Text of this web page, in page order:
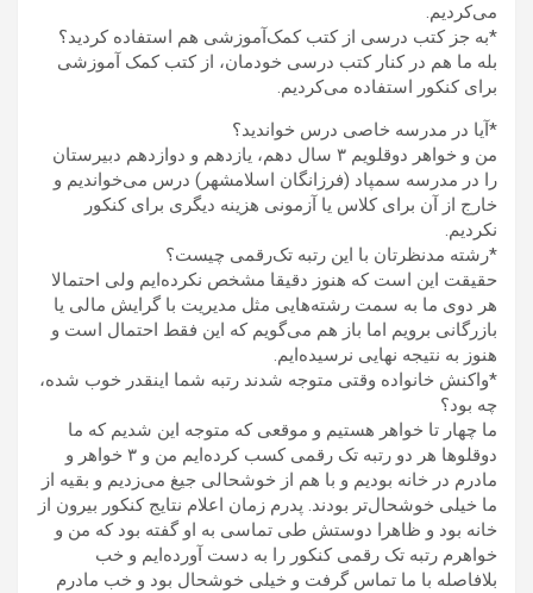
می‌کردیم.
*به جز کتب درسی از کتب کمک‌آموزشی هم استفاده کردید؟
بله ما هم در کنار کتب درسی خودمان، از کتب کمک آموزشی
برای کنکور استفاده می‌کردیم.
*آیا در مدرسه خاصی درس خواندید؟
من و خواهر دوقلویم ۳ سال دهم، یازدهم و دوازدهم دبیرستان
را در مدرسه سمپاد (فرزانگان اسلامشهر) درس می‌خواندیم و
خارج از آن برای کلاس یا آزمونی هزینه دیگری برای کنکور
نکردیم.
*رشته مدنظرتان با این رتبه تک‌رقمی چیست؟
حقیقت این است که هنوز دقیقا مشخص نکرده‌ایم ولی احتمالا
هر دوی ما به سمت رشته‌هایی مثل مدیریت با گرایش مالی یا
بازرگانی برویم اما باز هم می‌گویم که این فقط احتمال است و
هنوز به نتیجه نهایی نرسیده‌ایم.
*واکنش خانواده وقتی متوجه شدند رتبه شما اینقدر خوب شده،
چه بود؟
ما چهار تا خواهر هستیم و موقعی که متوجه این شدیم که ما
دوقلوها هر دو رتبه تک رقمی کسب کرده‌ایم من و ۳ خواهر و
مادرم در خانه بودیم و با هم از خوشحالی جیغ می‌زدیم و بقیه از
ما خیلی خوشحال‌تر بودند. پدرم زمان اعلام نتایج کنکور بیرون از
خانه بود و ظاهرا دوستش طی تماسی به او گفته بود که من و
خواهرم رتبه تک رقمی کنکور را به دست‌ آورده‌ایم و خب
بلافاصله با ما تماس گرفت و خیلی خوشحال بود و خب مادرم